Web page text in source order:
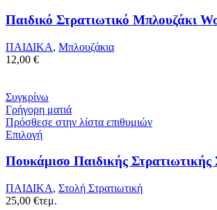
Παιδικό Στρατιωτικό Μπλουζάκι
ΠΑΙΔΙΚΑ, Μπλουζάκια
12,00 €
Συγκρίνω
Γρήγορη ματιά
Πρόσθεσε στην λίστα επιθυμιών
Επιλογή
Πουκάμισο Παιδικής Στρατιωτικής
ΠΑΙΔΙΚΑ, Στολή Στρατιωτική
25,00 €τεμ.